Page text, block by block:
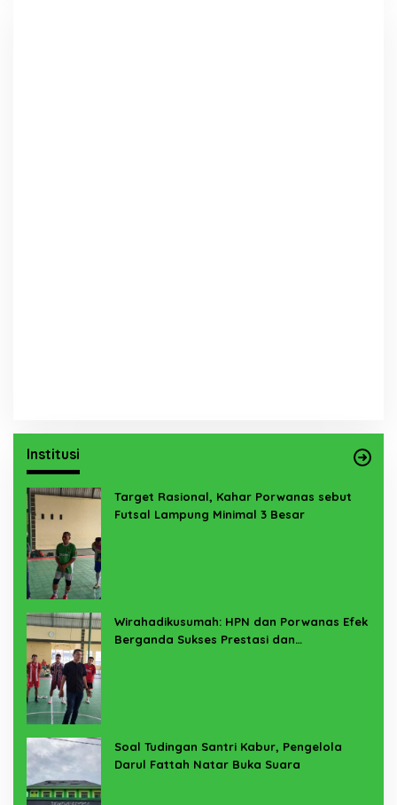
Institusi
Target Rasional, Kahar Porwanas sebut
Futsal Lampung Minimal 3 Besar
Wirahadikusumah: HPN dan Porwanas Efek
Berganda Sukses Prestasi dan
Soal Tudingan Santri Kabur, Pengelola
Darul Fattah Natar Buka Suara